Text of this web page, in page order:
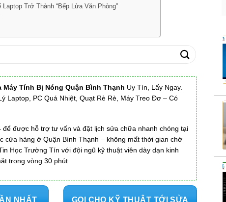
Trở Thành “Bếp Lửa Văn Phòng”
Máy Tính Bị Nóng Quận Bình Thạnh Uy Tín, Lấy Ngay.
Laptop, PC Quá Nhiệt, Quạt Rè Rè, Máy Treo Đơ – Có
để được hỗ trợ tư vấn và đặt lịch sửa chữa nhanh chóng tại
cửa hàng ở Quận Bình Thạnh – không mất thời gian chờ
Học Trường Tín với đội ngũ kỹ thuật viên dày dạn kinh
trong vòng 30 phút
NHẤT GỌI CHO KỸ THUẬT TỚI SỬA